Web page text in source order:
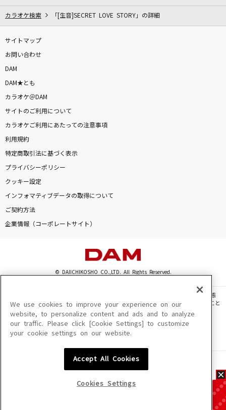
カラオケ検索 「[生音]SECRET LOVE STORY」の詳細
サイトマップ
お問い合わせ
DAM
DAM★とも
カラオケ＠DAM
サイトのご利用について
カラオケご利用にあたっての注意事項
利用規約
特定商取引法に基づく表示
プライバシーポリシー
クッキー設定
インフォマティブデータの取得について
ご契約方法
企業情報（コーポレートサイト）
© DAIICHIKOSHO CO.,LTD. All Rights Reserved.
このサイトに掲載されている一切の文章・画像・写真・動画・音声等を、手段や形態
を問わず、著作権法の定める範囲を超えて無断で複製、転載、ファイル化などすること
を禁じます。
楽曲及びコンテンツは、機種によりご利用いただけない場合があります。
楽曲及びコンテンツの配信日、配信内容が変更になる場合があります。
We use cookies to improve your experience on our
website, to personalize content and ads and to analyze
our traffic. Please click [Cookie Settings] to customize
your cookie settings on our website.
Accept All Cookies
Cookies Settings